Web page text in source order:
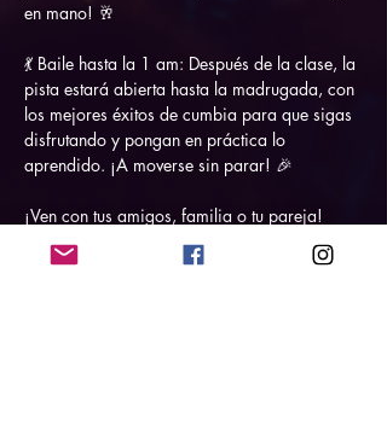
en mano! 🥂
💃 Baile hasta la 1 am: Después de la clase, la
pista estará abierta hasta la madrugada, con
los mejores éxitos de cumbia para que sigas
disfrutando y pongan en práctica lo
aprendido. ¡A moverse sin parar! 🎉
¡Ven con tus amigos, familia o tu pareja!
Todos están invitados a…